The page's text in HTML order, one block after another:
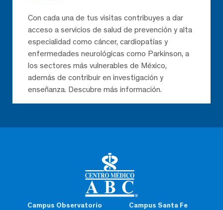
Campus Observatorio Campus Santa Fe
Con cada una de tus visitas contribuyes a dar
acceso a servicios de salud de prevención y alta
especialidad como cáncer, cardiopatías y
enfermedades neurológicas como Parkinson, a
los sectores más vulnerables de México,
además de contribuir en investigación y
enseñanza. Descubre más información.